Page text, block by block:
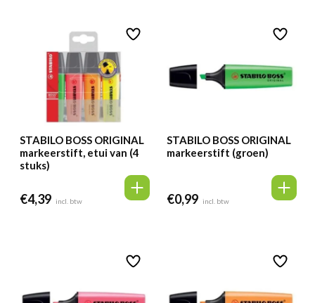
STABILO BOSS ORIGINAL
markeerstift, etui van (4
stuks)
€4,39 incl. btw
STABILO BOSS ORIGINAL
markeerstift (groen)
€0,99 incl. btw